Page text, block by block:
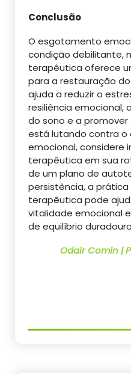
Conclusão
O esgotamento
condição debilitante,
terapêutica oferece
para a restauração
ajuda a reduzir o
resiliência emocional,
do sono e a
está lutando contra
emocional, considere
terapêutica em sua
de um plano de
persistência, a
terapêutica pode
vitalidade emocional
de equilíbrio
Odair Comin |